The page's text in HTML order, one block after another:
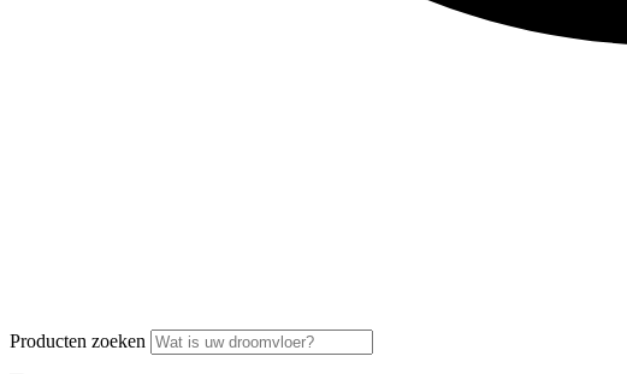
Producten zoeken